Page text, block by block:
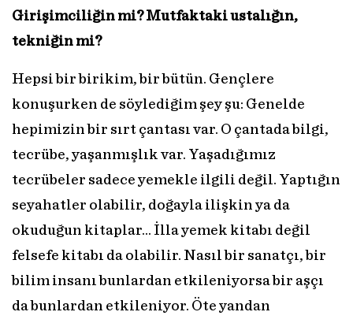
Girişimciliğin mi? Mutfaktaki ustalığın,
tekniğin mi?
Hepsi bir birikim, bir bütün. Gençlere
konuşurken de söylediğim şey şu: Genelde
hepimizin bir sırt çantası var. O çantada bilgi,
tecrübe, yaşanmışlık var. Yaşadığımız
tecrübeler sadece yemekle ilgili değil. Yaptığın
seyahatler olabilir, doğayla ilişkin ya da
okuduğun kitaplar... İlla yemek kitabı değil
felsefe kitabı da olabilir. Nasıl bir sanatçı, bir
bilim insanı bunlardan etkileniyorsa bir aşçı
da bunlardan etkileniyor. Öte yandan